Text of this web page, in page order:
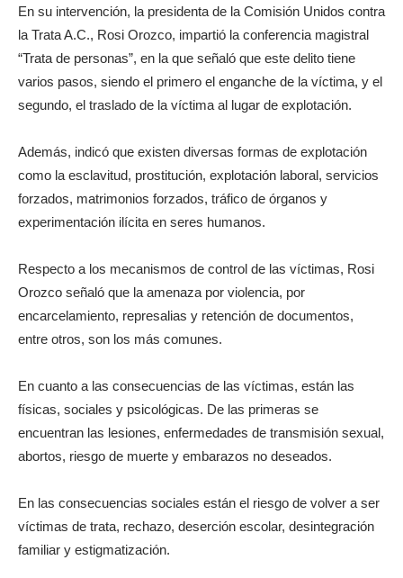
En su intervención, la presidenta de la Comisión Unidos contra
la Trata A.C., Rosi Orozco, impartió la conferencia magistral
“Trata de personas”, en la que señaló que este delito tiene
varios pasos, siendo el primero el enganche de la víctima, y el
segundo, el traslado de la víctima al lugar de explotación.
Además, indicó que existen diversas formas de explotación
como la esclavitud, prostitución, explotación laboral, servicios
forzados, matrimonios forzados, tráfico de órganos y
experimentación ilícita en seres humanos.
Respecto a los mecanismos de control de las víctimas, Rosi
Orozco señaló que la amenaza por violencia, por
encarcelamiento, represalias y retención de documentos,
entre otros, son los más comunes.
En cuanto a las consecuencias de las víctimas, están las
físicas, sociales y psicológicas. De las primeras se
encuentran las lesiones, enfermedades de transmisión sexual,
abortos, riesgo de muerte y embarazos no deseados.
En las consecuencias sociales están el riesgo de volver a ser
víctimas de trata, rechazo, deserción escolar, desintegración
familiar y estigmatización.